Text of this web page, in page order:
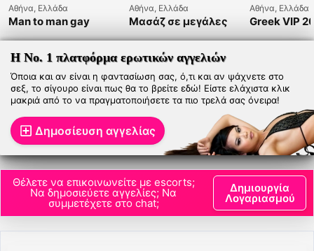
Αθήνα, Ελλάδα
Man to man gay
Αθήνα, Ελλάδα
Μασάζ σε μεγάλες
Αθήνα, Ελλάδα
Greek VIP
Η Νο. 1 πλατφόρμα ερωτικών αγγελιών
Όποια και αν είναι η φαντασίωση σας, ό,τι και αν ψάχνετε στο
σεξ, το σίγουρο είναι πως θα το βρείτε εδώ! Είστε ελάχιστα κλικ
μακριά από το να πραγματοποιήσετε τα πιο τρελά σας όνειρα!
Δημοσίευση αγγελίας
Θέλετε να επικοινωνείτε με escorts;
Να δημοσιεύετε αγγελίες; Να
συμμετέχετε στο chat;
Δημιουργία
Λογαριασμού